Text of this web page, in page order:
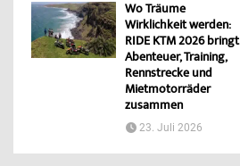
Wo Träume
Wirklichkeit werden:
RIDE KTM 2026 bringt
Abenteuer, Training,
Rennstrecke und
Mietmotorräder
zusammen
23. Juli 2026